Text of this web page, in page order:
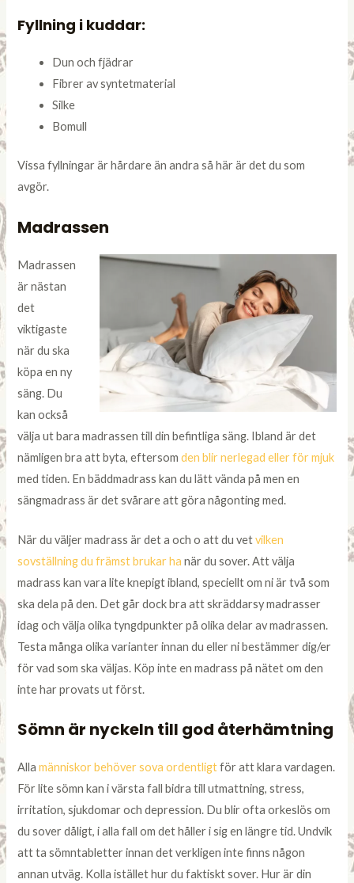
Fyllning i kuddar:
Dun och fjädrar
Fibrer av syntetmaterial
Silke
Bomull
Vissa fyllningar är hårdare än andra så här är det du som
avgör.
Madrassen
Madrassen
är nästan
det
viktigaste
när du ska
köpa en ny
säng. Du
kan också
välja ut bara madrassen till din befintliga säng. Ibland är det
nämligen bra att byta, eftersomden blir nerlegad eller för mjuk
med tiden. En bäddmadrass kan du lätt vända på men en
sängmadrass är det svårare att göra någonting med.
När du väljer madrass är det a och o att du vetvilken
sovställning du främst brukar ha när du sover. Att välja
madrass kan vara lite knepigt ibland, speciellt om ni är två som
ska dela på den. Det går dock bra att skräddarsy madrasser
idag och välja olika tyngdpunkter på olika delar av madrassen.
Testa många olika varianter innan du eller ni bestämmer dig/er
för vad som ska väljas. Köp inte en madrass på nätet om den
inte har provats ut först.
Sömn är nyckeln till god återhämtning
Allamänniskor behöver sova ordentligtför att klara vardagen.
För lite sömn kan i värsta fall bidra till utmattning, stress,
irritation, sjukdomar och depression. Du blir ofta orkeslös om
du sover dåligt, i alla fall om det håller i sig en längre tid. Undvik
att ta sömntabletter innan det verkligen inte finns någon
annan utväg. Kolla istället hur du faktiskt sover. Hur är din